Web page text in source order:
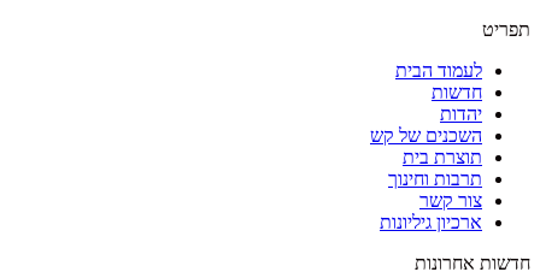
תפריט
לעמוד הבית
חדשות
יהדות
השכנים של קש
תוצרת בית
תרבות וחינוך
צור קשר
ארכיון גיליונות
חדשות אחרונות